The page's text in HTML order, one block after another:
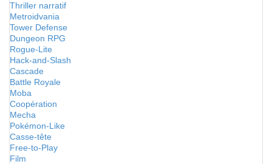
Thriller narratif
Metroidvania
Tower Defense
Dungeon RPG
Rogue-Lite
Hack-and-Slash
Cascade
Battle Royale
Moba
Coopération
Mecha
Pokémon-Like
Casse-tête
Free-to-Play
Film